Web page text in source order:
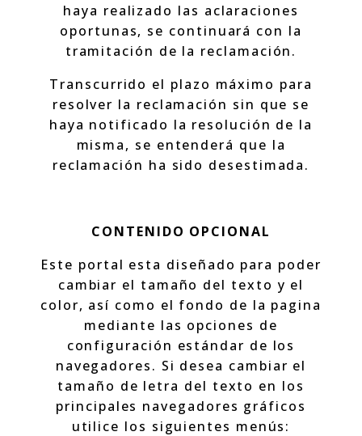
haya realizado las aclaraciones
oportunas, se continuará con la
tramitación de la reclamación.
Transcurrido el plazo máximo para
resolver la reclamación sin que se
haya notificado la resolución de la
misma, se entenderá que la
reclamación ha sido desestimada.
CONTENIDO OPCIONAL
Este portal esta diseñado para poder
cambiar el tamaño del texto y el
color, así como el fondo de la pagina
mediante las opciones de
configuración estándar de los
navegadores. Si desea cambiar el
tamaño de letra del texto en los
principales navegadores gráficos
utilice los siguientes menús: